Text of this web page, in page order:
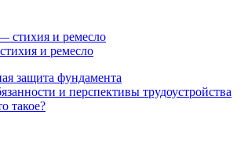
и ремесло
защита фундамента
и перспективы трудоустройства
такое?